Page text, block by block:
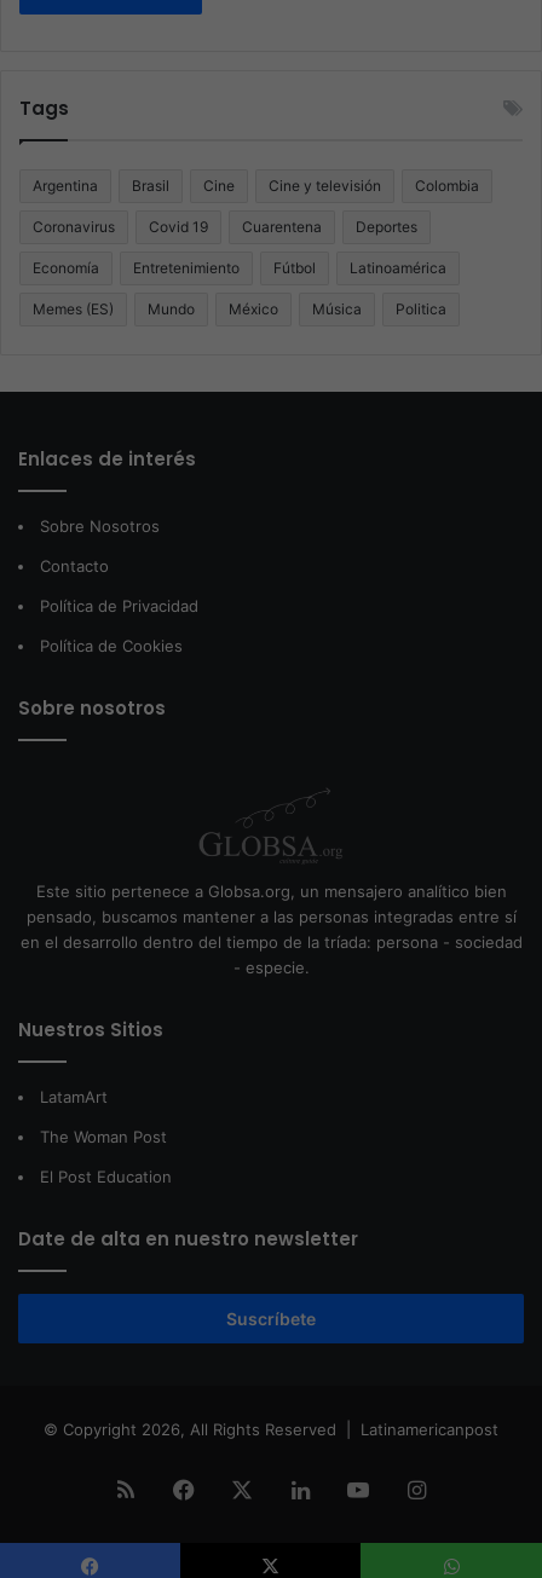
Tags
Argentina Brasil Cine Cine y televisión Colombia
Coronavirus Covid 19 Cuarentena Deportes
Economía Entretenimiento Fútbol Latinoamérica
Memes (ES) Mundo México Música Politica
Enlaces de interés
Sobre Nosotros
Contacto
Política de Privacidad
Política de Cookies
Sobre nosotros
Este sitio pertenece a Globsa.org, un mensajero analítico bien
pensado, buscamos mantener a las personas integradas entre sí
en el desarrollo dentro del tiempo de la tríada: persona - sociedad
- especie.
Nuestros Sitios
LatamArt
The Woman Post
El Post Education
Date de alta en nuestro newsletter
Suscríbete
© Copyright 2026, All Rights Reserved | Latinamericanpost
RSS Facebook LinkedInYouTubeInstagram